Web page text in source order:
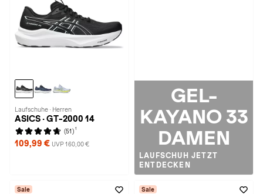
Laufschuhe · Herren
ASICS · GT-2000 14
(51) 1
109,99 € UVP 160,00 €
GEL-
KAYANO 33
DAMEN
LAUFSCHUH JETZT
ENTDECKEN
Sale Sale